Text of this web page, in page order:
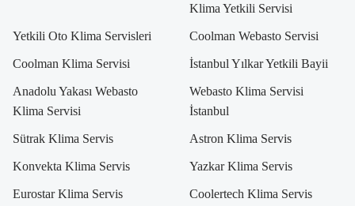
Klima Yetkili Servisi
Yetkili Oto Klima Servisleri Coolman Webasto Servisi
Coolman Klima Servisi İstanbul Yılkar Yetkili Bayii
Anadolu Yakası Webasto
Klima Servisi
Webasto Klima Servisi
İstanbul
Sütrak Klima Servis Astron Klima Servis
Konvekta Klima Servis Yazkar Klima Servis
Eurostar Klima Servis Coolertech Klima Servis